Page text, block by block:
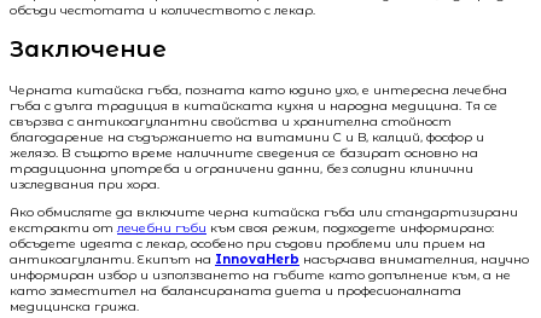
обсъди честотата и количеството с лекар.
Заключение
Черната китайска гъба, позната като юдино ухо, е интересна лечебна
гъба с дълга традиция в китайската кухня и народна медицина. Тя се
свързва с антикоагулантни свойства и хранителна стойност
благодарение на съдържанието на витамини C и B, калций, фосфор и
желязо. В същото време наличните сведения се базират основно на
традиционна употреба и ограничени данни, без солидни клинични
изследвания при хора.
Ако обмисляте да включите черна китайска гъба или стандартизирани
екстракти от лечебни гъби към своя режим, подходете информирано:
обсъдете идеята с лекар, особено при съдови проблеми или прием на
антикоагуланти. Екипът на InnovaHerb насърчава внимателния, научно
информиран избор и използването на гъбите като допълнение към, а не
като заместител на балансираната диета и професионалната
медицинска грижа.